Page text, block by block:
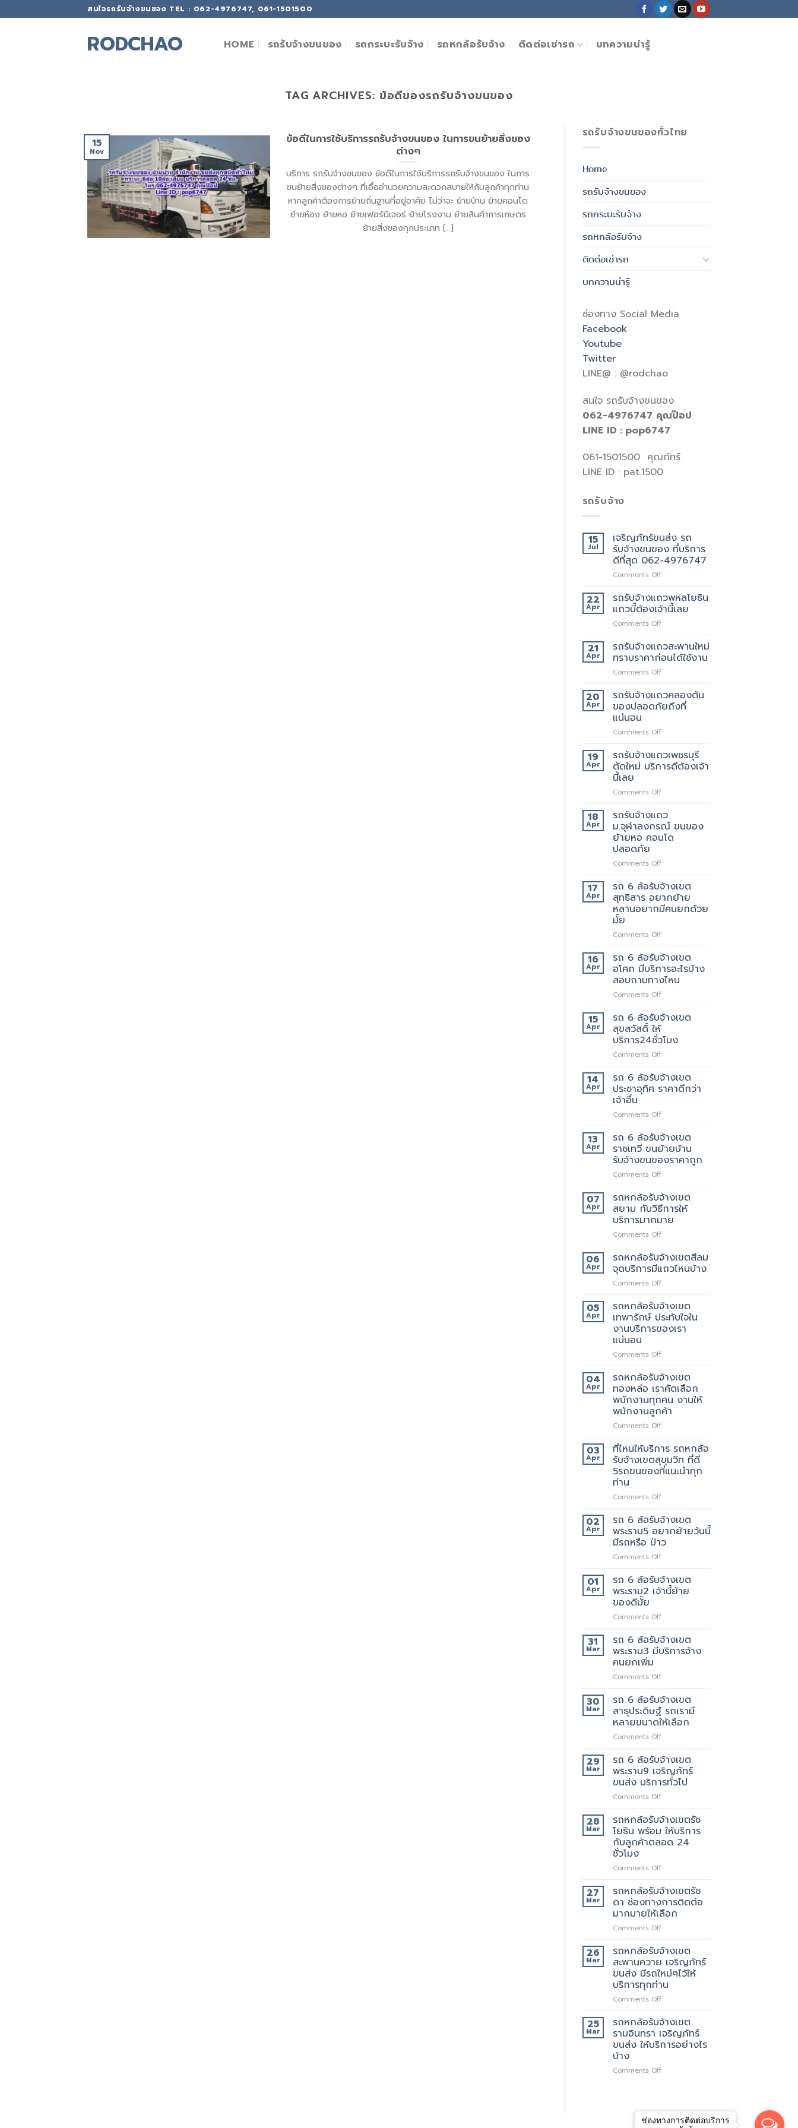
to
สนใจรถรับจ้างขนของ TEL : 062-4976747, 061-1501500
RODCHAO HOME รถรับจ้างขนของ รถกระบะรับจ้าง รถหกล้อรับจ้าง ติดต่อเช่ารถ บทความน่ารู้
TAG ARCHIVES: ข้อดีของรถรับจ้างขนของ
ข้อดีในการใช้บริการรถรับจ้างขนของ ในการขนย้ายสิ่งของ
ต่างๆ
บริการ รถรับจ้างขนของ ข้อดีในการใช้บริการรถรับจ้างขนของ ในการ
ขนย้ายสิ่งของต่างๆ ที่เอื้ออำนวยความสะดวกสบายให้กับลูกค้าทุกท่าน
หากลูกค้าต้องการย้ายถิ่นฐานที่อยู่อาศัย ไม่ว่าจะ ย้ายบ้าน ย้ายคอนโด
ย้ายห้อง ย้ายหอ ย้ายเฟอร์นิเจอร์ ย้ายโรงงาน ย้ายสินค้าการเกษตร
ย้ายสิ่งของทุกประเภท [...]
15
Nov
รถรับจ้างขนของทั่วไทย
Home
รถรับจ้างขนของ
รถกระบะรับจ้าง
รถหกล้อรับจ้าง
ติดต่อเช่ารถ
บทความน่ารู้
ช่องทาง Social Media
Facebook
Youtube
Twitter
LINE@ : @rodchao
สนใจ รถรับจ้างขนของ
062-4976747 คุณป๊อป
LINE ID : pop6747
061-1501500 คุณภัทร์
LINE ID : pat.1500
รถรับจ้าง
15
Jul
เจริญภัทร์ขนส่ง รถ
รับจ้างขนของ ที่บริการ
ดีที่สุด 062-4976747
Comments Offon
ริญ
ภัทร์
ขนส่ง
รถ
ขน
ของ
ที่สุด
062-
22
Apr
รถรับจ้างแถวพหลโยธิน
แถวนี้ต้องเจ้านี้เลย
Comments Offon
รับจ้าง
แถว
พหลโยธิน
แถว
ต้อง
เจ้า
21
Apr
รถรับจ้างแถวสะพานใหม่
ทราบราคาก่อนได้ใช้งาน
Comments Offon
รับจ้าง
แถว
สะพาน
ทราบ
ก่อน
ได้
ใช้
20
Apr
รถรับจ้างแถวคลองตัน
ของปลอดภัยถึงที่
แน่นอน
Comments Offon
รับจ้าง
แถว
คลองตัน
ปลอดภัย
แน่นอน
19
Apr
รถรับจ้างแถวเพชรบุรี
ตัดใหม่ บริการดีต้องเจ้า
นี้เลย
Comments Offon
รับจ้าง
แถว
เพชรบุรี
ตัด
บริการ
ต้อง
เจ้า
นี้
เลย
18
Apr
รถรับจ้างแถว
ม.จุฬาลงกรณ์ ขนของ
ย้ายหอ คอนโด
ปลอดภัย
Comments Offon
รับ
จ้าง
แถวม.จุฬาลงกรณ์
ขน
ย้าย
คอน
โด
ปลอดภัย
17
Apr
รถ 6 ล้อรับจ้างเขต
สุทธิสาร อยากย้าย
หลานอยากมีคนยกด้วย
มั้ย
Comments Offon
6
ล้อ
รับจ้าง
เขต
สุทธิสาร
ย้าย
หลาน
อยาก
มี
คน
ด้วย
มั้ย
16
Apr
รถ 6 ล้อรับจ้างเขต
อโศก มีบริการอะไรบ้าง
สอบถามทางไหน
Comments Offon
6
ล้อ
รับจ้าง
เขต
อโศก
บริการ
อะไร
บ้าง
ทาง
15
Apr
รถ 6 ล้อรับจ้างเขต
สุขสวัสดิ์ ให้
บริการ24ชั่วโมง
Comments Offon
6
ล้อ
รับจ้าง
สุขสวัสดิ์
บริการ24ชั่วโมง
14
Apr
รถ 6 ล้อรับจ้างเขต
ประชาอุทิศ ราคาดีกว่า
เจ้าอื่น
Comments Offon
6
ล้อ
รับจ้าง
เขต
ประชาอุทิศ
ดี
กว่า
เจ้า
อื่น
13
Apr
รถ 6 ล้อรับจ้างเขต
ราชเทวี ขนย้ายบ้าน
รับจ้างขนของราคาถูก
Comments Offon
6
ล้อ
รับจ้าง
เขต
ราชเทวี
ย้าย
บ้าน
รับจ้าง
ขน
ราคา
ถูก
07
Apr
รถหกล้อรับจ้างเขต
สยาม กับวิธีการให้
บริการมากมาย
Comments Offon
หก
ล้อ
รับจ้าง
เขต
กับ
วิธี
การ
ให้
มากมาย
06
Apr
รถหกล้อรับจ้างเขตสีลม
จุดบริการมีแถวไหนบ้าง
Comments Offon
หก
ล้อ
รับจ้าง
เขต
จุด
มี
แถว
ไหน
บ้าง
05
Apr
รถหกล้อรับจ้างเขต
เทพารักษ์ ประทับใจใน
งานบริการของเรา
แน่นอน
Comments Offon
หก
ล้อ
รับจ้าง
เขต
เทพารักษ์
ประทับ
ใน
งาน
บริการ
ของ
แน่นอน
04
Apr
รถหกล้อรับจ้างเขต
ทองหล่อ เราคัดเลือก
พนักงานทุกคน งานให้
พนักงานลูกค้า
Comments Offon
หก
ล้อ
รับจ้าง
เขต
เรา
เลือก
พนักงาน
ทุก
คน
งาน
พนักงาน
ลูกค้า
03
Apr
ที่ไหนให้บริการ รถหกล้อ
รับจ้างเขตสุขุมวิท ที่ดี
5รถขนของที่แนะนำทุก
ท่าน
Comments Offon
ให้
บริการ
รถ
หก
ล้อ
เขต
สุขุมวิท
ที่
5รถ
ของ
ที่
ท่าน
02
Apr
รถ 6 ล้อรับจ้างเขต
พระราม5 อยากย้ายวันนี้
มีรถหรือ ป่าว
Comments Offon
6
ล้อ
รับจ้าง
พระราม5
ย้าย
วัน
นี้
รถ
ป่าว
01
Apr
รถ 6 ล้อรับจ้างเขต
พระราม2 เจ้านี้ย้าย
ของดีมั้ย
Comments Offon
6
ล้อ
รับจ้าง
พระราม2
นี้
ย้าย
ของดี
มั้ย
31
Mar
รถ 6 ล้อรับจ้างเขต
พระราม3 มีบริการจ้าง
คนยกเพิ่ม
Comments Offon
6
ล้อ
รับจ้าง
เขต
พระราม3
บริการ
จ้าง
คน
ยก
เพิ่ม
30
Mar
รถ 6 ล้อรับจ้างเขต
สาธุประดิษฐ์ รถเรามี
หลายขนาดให้เลือก
Comments Offon
6
ล้อ
รับจ้าง
เขต
สาธุประดิษฐ์
เรา
มี
หลาย
ขนาด
เลือก
29
Mar
รถ 6 ล้อรับจ้างเขต
พระราม9 เจริญภัทร์
ขนส่ง บริการทั่วไป
Comments Offon
6
ล้อ
รับจ้าง
เขต
เจ
ภัทร์
ขนส่ง
บริการ
ทั่วไป
28
Mar
รถหกล้อรับจ้างเขตรัช
โยธิน พร้อม ให้บริการ
กับลูกค้าตลอด 24
ชั่วโมง
Comments Offon
หก
ล้อ
รับจ้าง
เขต
รัช
พร้อม
ให้
บริการ
กับ
ลูกค้า
ตลอด
ชั่วโมง
27
Mar
รถหกล้อรับจ้างเขตรัช
ดา ช่องทางการติดต่อ
มากมายให้เลือก
Comments Offon
หก
ล้อ
รับจ้าง
เขต
รัช
ดา
ทางการ
ติดต่อ
มากมาย
ให้
26
Mar
รถหกล้อรับจ้างเขต
สะพานควาย เจริญภัทร์
ขนส่ง มีรถใหม่ๆไว้ให้
บริการทุกท่าน
Comments Offon
หก
ล้อ
รับจ้าง
เขต
เจ
มี
รถ
25
Mar
รถหกล้อรับจ้างเขต
รามอินทรา เจริญภัทร์
ขนส่ง ให้บริการอย่างไร
บ้าง
Comments Offon
รับจ้าง
เขต
ช่องทางการติดต่อบริการ